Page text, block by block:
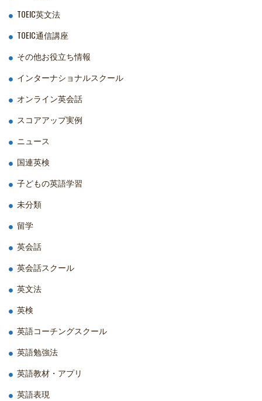
TOEIC英文法
TOEIC通信講座
その他お役立ち情報
インターナショナルスクール
オンライン英会話
スコアアップ実例
ニュース
国連英検
子どもの英語学習
未分類
留学
英会話
英会話スクール
英文法
英検
英語コーチングスクール
英語勉強法
英語教材・アプリ
英語表現